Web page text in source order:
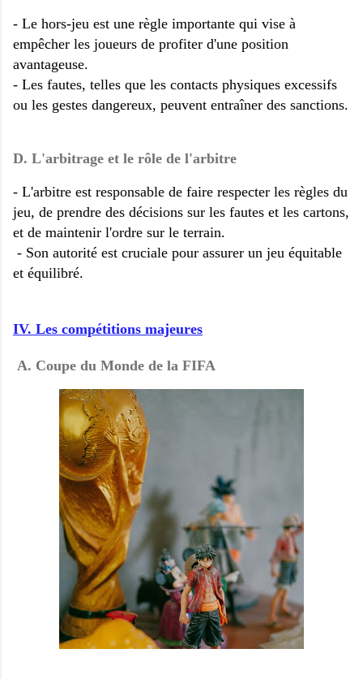
- Le hors-jeu est une règle importante qui vise à
empêcher les joueurs de profiter d'une position
avantageuse.
- Les fautes, telles que les contacts physiques excessifs
ou les gestes dangereux, peuvent entraîner des sanctions.
D. L'arbitrage et le rôle de l'arbitre
- L'arbitre est responsable de faire respecter les règles du
jeu, de prendre des décisions sur les fautes et les cartons,
et de maintenir l'ordre sur le terrain.
- Son autorité est cruciale pour assurer un jeu équitable
et équilibré.
IV. Les compétitions majeures
A. Coupe du Monde de la FIFA